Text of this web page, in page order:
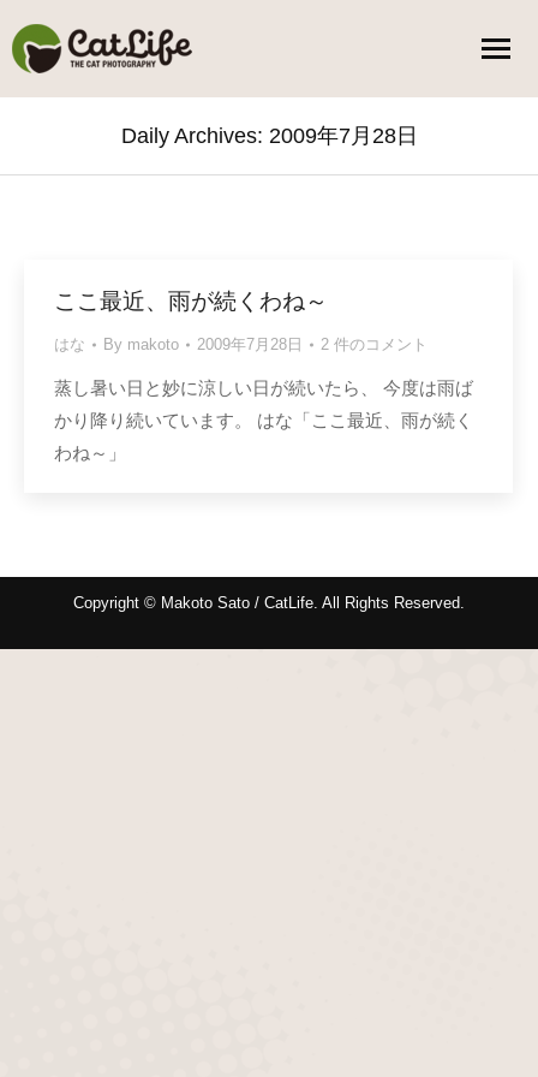
Daily Archives: 2009年7月28日
ここ最近、雨が続くわね～
はな By makoto 2009年7月28日 2 件のコメント
蒸し暑い日と妙に涼しい日が続いたら、 今度は雨ば
かり降り続いています。 はな「ここ最近、雨が続く
わね～」
Copyright © Makoto Sato / CatLife. All Rights Reserved.